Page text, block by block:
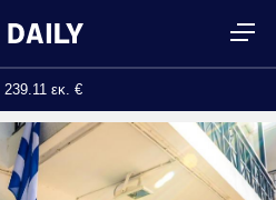
239.11 εκ. €